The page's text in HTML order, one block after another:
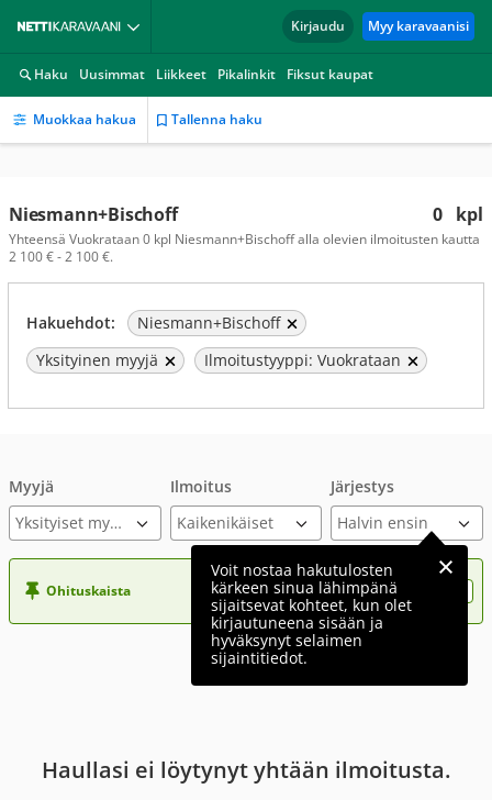
Kirjaudu Myy karavaanisi
Haku Uusimmat Liikkeet Pikalinkit Fiksut kaupat
Muokkaa hakua Tallenna haku
0 kpl
Niesmann+Bischoff
Yhteensä Vuokrataan 0 kpl Niesmann+Bischoff alla olevien ilmoitusten kautta
2 100 € - 2 100 €.
Hakuehdot:
Niesmann+Bischoff
Yksityinen myyjä
Ilmoitustyyppi: Vuokrataan
Myyjä
Yksityiset myyjät
Ilmoitus Järjestys
Voit nostaa hakutulosten
kärkeen sinua lähimpänä
sijaitsevat kohteet, kun olet
kirjautuneena sisään ja
hyväksynyt selaimen
sijaintitiedot.
Ohituskaista Nosta ilmoituksesi tähän?
Haullasi ei löytynyt yhtään ilmoitusta.